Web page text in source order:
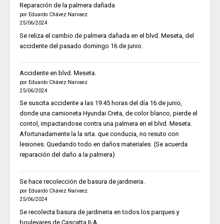
Reparación de la palmera dañada
por Eduardo Chávez Narvaez
25/06/2024
Se reliza el cambio de palmera dañada en el blvd. Meseta, del
accidente del pasado domingo 16 de junio.
Accidente en blvd. Meseta.
por Eduardo Chávez Narvaez
25/06/2024
Se suscita accidente a las 19:45 horas del día 16 de junio,
donde una camioneta Hyundai Creta, de color blanco, pierde el
contol, impactandose contra una palmera en el blvd. Meseta.
Afortunadamente la la srta. que conducia, no resuto con
lesiones. Quedando todo en daños materiales. (Se acuerda
reparación del daño a la palmera)
Se hace recolección de basura de jardineria.
por Eduardo Chávez Narvaez
25/06/2024
Se recolecta basura de jardineria en todos los parques y
boulevares de Cascatta II-A.